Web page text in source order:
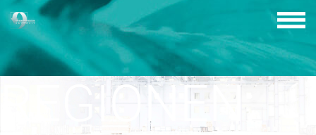
Skip
to
content
REGIONEN: